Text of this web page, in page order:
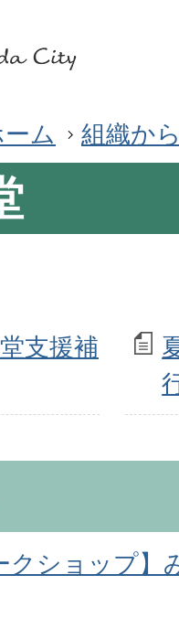
ム 組織か
支援補
クショップ